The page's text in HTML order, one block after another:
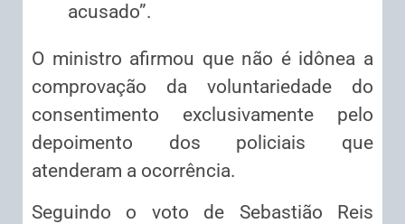
acusado”.
O ministro afirmou que não é idônea a
comprovação da voluntariedade do
consentimento exclusivamente pelo
depoimento dos policiais que
atenderam a ocorrência.
Seguindo o voto de Sebastião Reis